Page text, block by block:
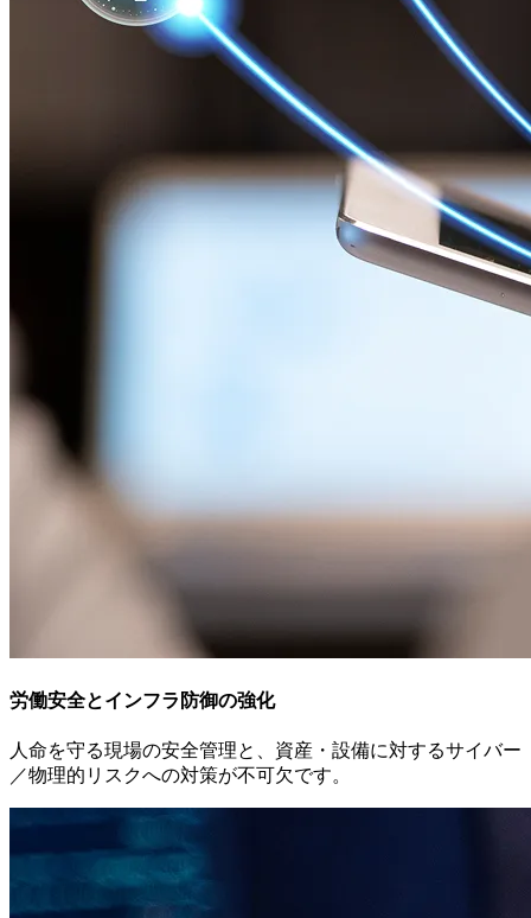
労働安全とインフラ防御の強化
人命を守る現場の安全管理と、資産・設備に対するサイバー
／物理的リスクへの対策が不可欠です。